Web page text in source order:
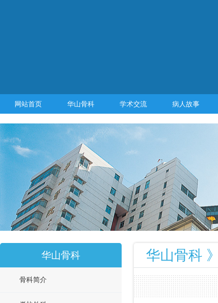
网站首页 华山骨科 学术交流 病人故事
华山骨科
骨科简介
华山骨科